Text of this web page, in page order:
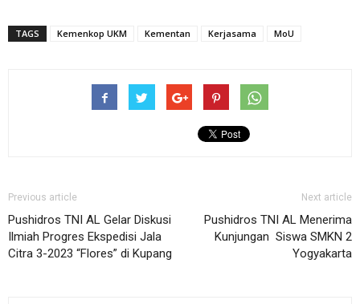
TAGS Kemenkop UKM Kementan Kerjasama MoU
Previous article
Pushidros TNI AL Gelar Diskusi
Ilmiah Progres Ekspedisi Jala
Citra 3-2023 “Flores” di Kupang
Next article
Pushidros TNI AL Menerima
Kunjungan Siswa SMKN 2
Yogyakarta